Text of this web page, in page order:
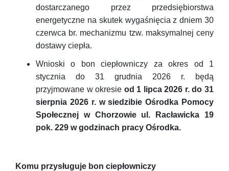
dostarczanego przez przedsiębiorstwa
energetyczne na skutek wygaśnięcia z dniem 30
czerwca br. mechanizmu tzw. maksymalnej ceny
dostawy ciepła.
Wnioski o bon ciepłowniczy za
okres od 1
stycznia do 31 grudnia 2026 r. będą
przyjmowane w okresie od 1 lipca 2026 r. do 31
sierpnia 2026 r. w siedzibie Ośrodka Pomocy
Społecznej w Chorzowie ul. Racławicka 19
pok. 229 w godzinach pracy Ośrodka.
Komu przysługuje bon ciepłowniczy